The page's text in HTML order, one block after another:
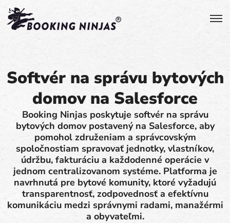
Softvér na správu bytových
domov na Salesforce
Booking Ninjas poskytuje softvér na správu
bytových domov postavený na Salesforce, aby
pomohol združeniam a správcovským
spoločnostiam spravovať jednotky, vlastníkov,
údržbu, fakturáciu a každodenné operácie v
jednom centralizovanom systéme. Platforma je
navrhnutá pre bytové komunity, ktoré vyžadujú
transparentnosť, zodpovednosť a efektívnu
komunikáciu medzi správnymi radami, manažérmi
a obyvateľmi.